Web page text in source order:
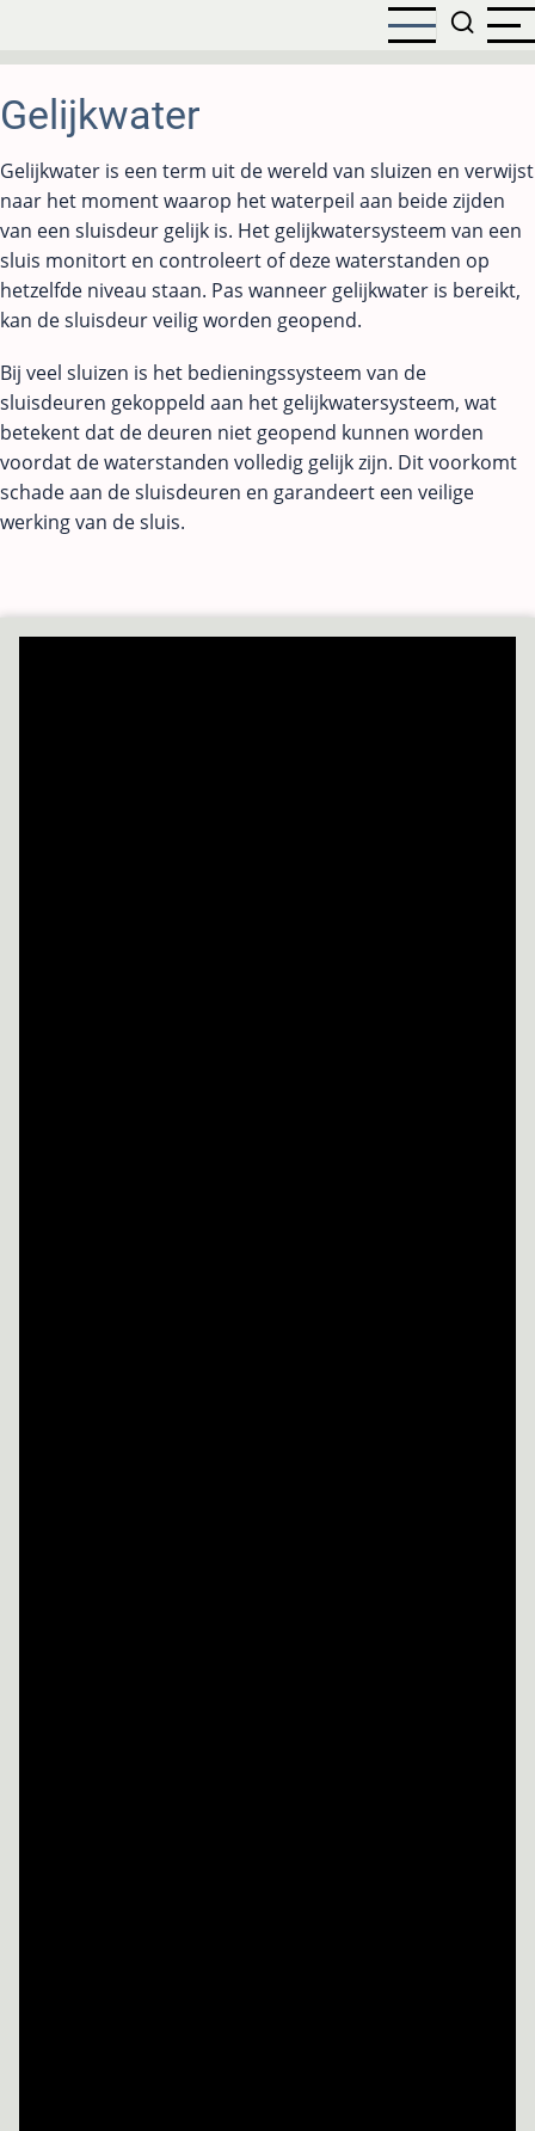
de
inhoud
gaan
Gelijkwater
Gelijkwater is een term uit de wereld van sluizen en verwijst
naar het moment waarop het waterpeil aan beide zijden
van een sluisdeur gelijk is. Het gelijkwatersysteem van een
sluis monitort en controleert of deze waterstanden op
hetzelfde niveau staan. Pas wanneer gelijkwater is bereikt,
kan de sluisdeur veilig worden geopend.
Bij veel sluizen is het bedieningssysteem van de
sluisdeuren gekoppeld aan het gelijkwatersysteem, wat
betekent dat de deuren niet geopend kunnen worden
voordat de waterstanden volledig gelijk zijn. Dit voorkomt
schade aan de sluisdeuren en garandeert een veilige
werking van de sluis.